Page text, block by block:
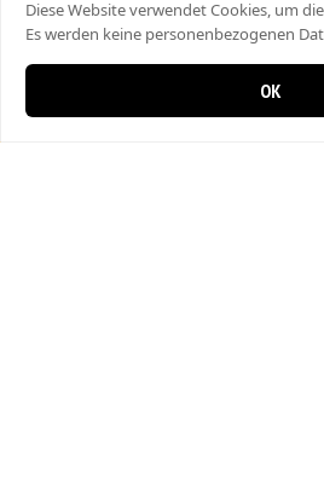
Diese Website verwendet Cookies, um
Es werden keine personenbezogenen
OK